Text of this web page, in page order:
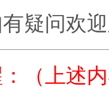
疑问欢
（上述